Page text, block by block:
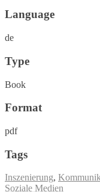
Language
de
Type
Book
Format
pdf
Tags
Inszenierung,
Soziale Medien